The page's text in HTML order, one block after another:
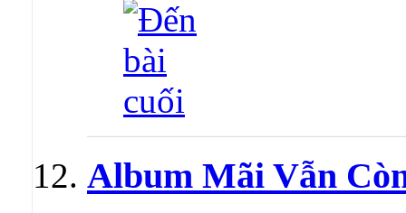
Album Mãi Vẫn